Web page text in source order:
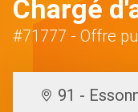
Chargé
#71777 - Offre
91 -